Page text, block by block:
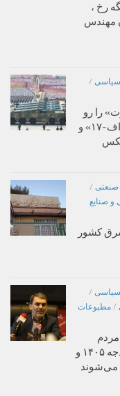
رخ ،
مهندس
سیاسی /
را رو
کرد/ وحشت در پنتاگون؛ استقرار انبوه «دی‌اف‑۱۷» و
صنعتی /
و صنایع
کشور
سیاسی /
/ مطبوعات
مردم
تربت حیدریه در مجلس شورای اسلامی : بودجه ۱۴۰۵ و
می‌شوند